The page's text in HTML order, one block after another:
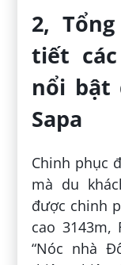
2,
tiết
nổi bật
Sapa
Chinh phục
mà du
được chinh
cao 3143m,
“Nóc nhà